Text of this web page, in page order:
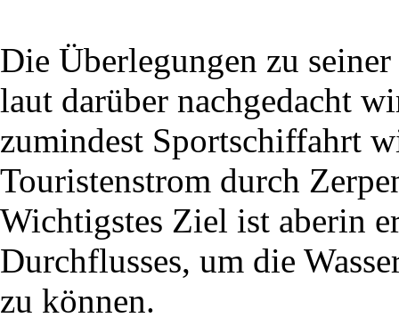
Die Überlegungen zu
laut darüber nachgedacht
zumindest Sportschiffahrt
Touristenstrom durch
Wichtigstes Ziel ist aberin
Durchflusses, um die
zu können.